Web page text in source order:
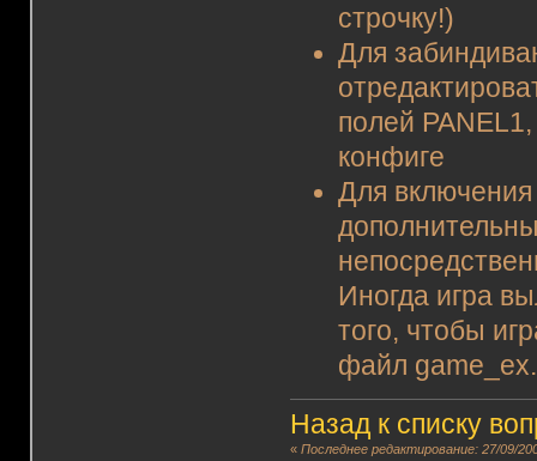
строчку!)
Для
полей
конфиге
Для
Иногда игра
того, чтобы
файл
Назад к списку
«Последнее редактирование: 27/09/